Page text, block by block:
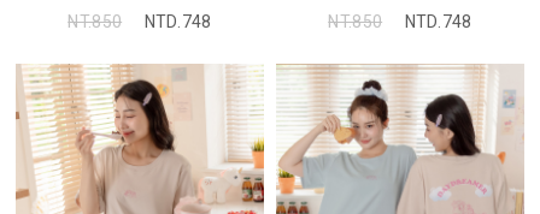
NT.850
NTD.748
NT.850
NTD.748